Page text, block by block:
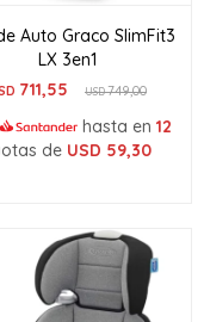
Auto Graco SlimFit3
LX 3en1
711,55 USD749,00
hasta en 12
de USD 59,30